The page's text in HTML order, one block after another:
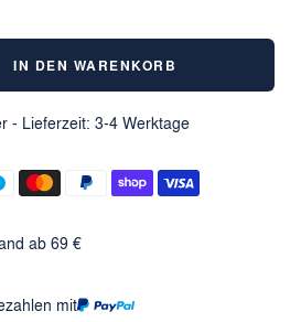
IN DEN WARENKORB
- Lieferzeit: 3-4 Werktage
ab 69 €
mit